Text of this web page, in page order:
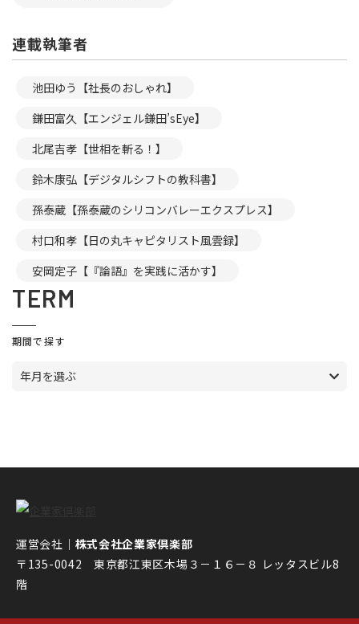
連載執筆者
池田ゆう【社長のおしゃれ】
鎌田富久【エンジェル鎌田’sEye】
北尾吉孝【世相を斬る！】
鈴木康弘【デジタルシフトの教科書】
孫泰蔵【孫泰蔵のシリコンバレーエクスプレス】
村口和孝【日の丸キャピタリスト風雲録】
安岡定子【『論語』を実践に活かす】
TERM
期間で探す
年月を選ぶ
運営会社｜ 株式会社企業家倶楽部
〒135-0042 東京都江東区木場３－１６－８ レッタスビル8
階